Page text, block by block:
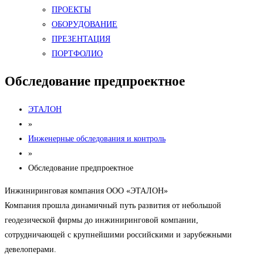
ПРОЕКТЫ
ОБОРУДОВАНИЕ
ПРЕЗЕНТАЦИЯ
ПОРТФОЛИО
Обследование предпроектное
ЭТАЛОН
»
Инженерные обследования и контроль
»
Обследование предпроектное
Инжиниринговая компания ООО «ЭТАЛОН»
Компания прошла динамичный путь развития от небольшой
геодезической фирмы до инжиниринговой компании,
сотрудничающей с крупнейшими российскими и зарубежными
девелоперами.